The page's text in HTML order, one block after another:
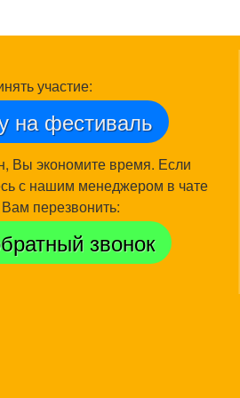
участие:
на фестиваль
Вы экономите время. Если
с нашим менеджером в чате
перезвонить:
звонок